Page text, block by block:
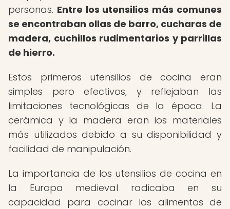
personas. Entre los utensilios más comunes
se encontraban ollas de barro, cucharas de
madera, cuchillos rudimentarios y parrillas
de hierro.
Estos primeros utensilios de cocina eran
simples pero efectivos, y reflejaban las
limitaciones tecnológicas de la época. La
cerámica y la madera eran los materiales
más utilizados debido a su disponibilidad y
facilidad de manipulación.
La importancia de los utensilios de cocina en
la Europa medieval radicaba en su
capacidad para cocinar los alimentos de